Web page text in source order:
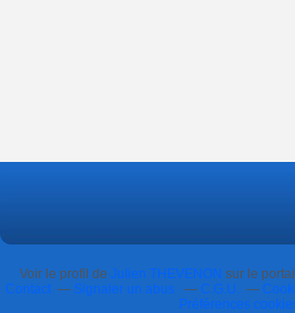
Voir le profil deJulien THEVENON sur le
Contact
Signaler un abus C.G.U.
Préférences